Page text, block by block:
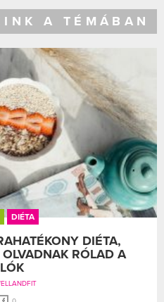
A TÉMÁBAN
DIÉTA
DIÉTA,
RÓLAD A